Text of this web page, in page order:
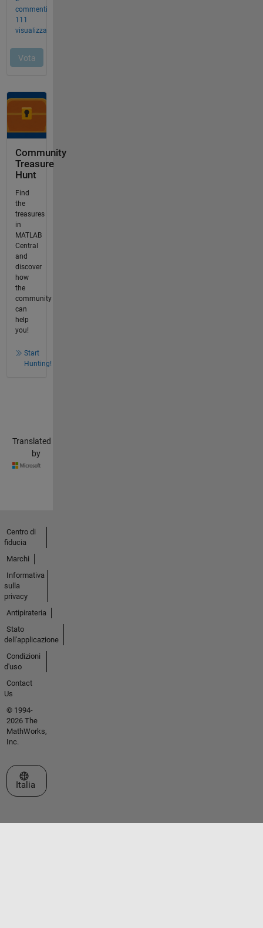
Community
Treasure
Hunt
Find
the
treasures
in
MATLAB
Central
and
discover
how
the
community
can
help
you!
Start
Hunting!
Translated
by
Centro di
fiducia
Marchi
Informativa
sulla
privacy
Antipirateria
Stato
dell'applicazione
Condizioni
d'uso
Contact
Us
© 1994-
2026 The
MathWorks,
Inc.
Seleziona un sito web
Italia